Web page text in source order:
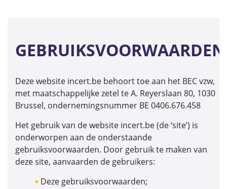
GEBRUIKSVOORWAARDEN
Deze website incert.be behoort toe aan het BEC vzw,
met maatschappelijke zetel te A. Reyerslaan 80, 1030
Brussel, ondernemingsnummer BE 0406.676.458
Het gebruik van de website incert.be (de ‘site’) is
onderworpen aan de onderstaande
gebruiksvoorwaarden. Door gebruik te maken van
deze site, aanvaarden de gebruikers:
Deze gebruiksvoorwaarden;